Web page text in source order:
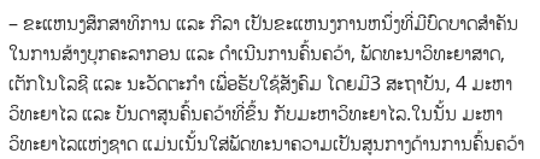
– ຂະແຫນງສຶກສາທິການ ແລະ ກີລາ ເປັນຂະແຫນງການຫນຶ່ງທີ່ມີບົດບາດສໍາຄັນ
ໃນການສ້າງບຸກຄະລາກອນ ແລະ ດໍາເນີນການຄົ້ນຄວ້າ, ພັດທະນາວິທະຍາສາດ,
ເຕັກໂນໂລຊີ ແລະ ນະວັດຕະກໍາ ເພື່ອຮັບໃຊ້ສັງຄົມ ໂດຍມີ3 ສະຖາບັນ, 4 ມະຫາ
ວິທະຍາໄລ ແລະ ບັນດາສູນຄົ້ນຄວ້າທີ່ຂຶ້ນ ກັບມະຫາວິທະຍາໄລ.ໃນນັ້ນ ມະຫາ
ວິທະຍາໄລແຫ່ງຊາດ ແມ່ນເນັ້ນໃສ່ພັດທະນາຄວາມເປັນສູນກາງດ້ານການຄົ້ນຄວ້າ